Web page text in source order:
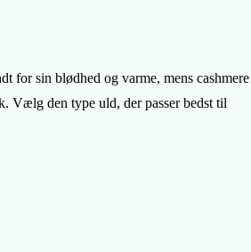
for sin blødhed og varme, mens cashmere
Vælg den type uld, der passer bedst til